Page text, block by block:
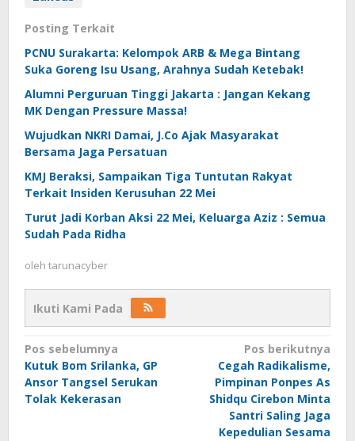
Posting Terkait
PCNU Surakarta: Kelompok ARB & Mega Bintang
Suka Goreng Isu Usang, Arahnya Sudah Ketebak!
Alumni Perguruan Tinggi Jakarta : Jangan Kekang
MK Dengan Pressure Massa!
Wujudkan NKRI Damai, J.Co Ajak Masyarakat
Bersama Jaga Persatuan
KMJ Beraksi, Sampaikan Tiga Tuntutan Rakyat
Terkait Insiden Kerusuhan 22 Mei
Turut Jadi Korban Aksi 22 Mei, Keluarga Aziz : Semua
Sudah Pada Ridha
oleh tarunacyber
Ikuti Kami Pada
Navigasi
pos
Pos sebelumnya
Kutuk Bom Srilanka, GP
Ansor Tangsel Serukan
Tolak Kekerasan
Pos berikutnya
Cegah Radikalisme,
Pimpinan Ponpes As
Shidqu Cirebon Minta
Santri Saling Jaga
Kepedulian Sesama